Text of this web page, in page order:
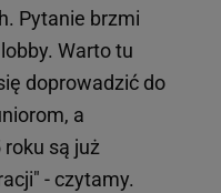
Pytanie brzmi
Warto tu
doprowadzić do
a
są już
- czytamy.